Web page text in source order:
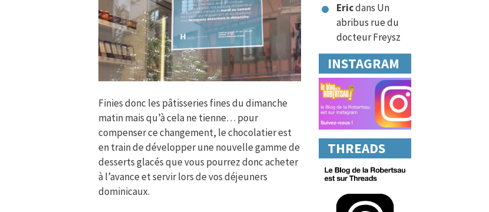
Finies donc les pâtisseries fines du dimanche
matin mais qu’à cela ne tienne… pour
compenser ce changement, le chocolatier est
en train de développer une nouvelle gamme de
desserts glacés que vous pourrez donc acheter
à l’avance et servir lors de vos déjeuners
dominicaux.
Ericdans Un
abribus rue du
docteur Freysz
INSTAGRAM
THREADS